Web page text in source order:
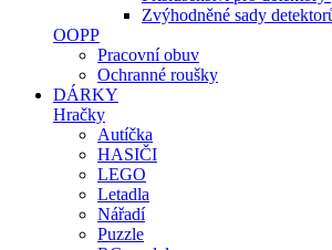
Zvýhodněné sady
OOPP
Pracovní obuv
Ochranné roušky
DÁRKY
Hračky
Autíčka
HASIČI
LEGO
Letadla
Nářadí
Puzzle